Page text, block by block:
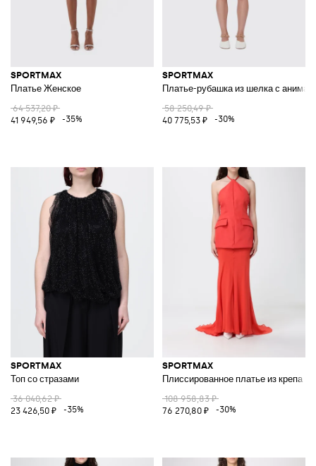
SPORTMAX
Платье Женское
64 537,20 ₽
41 949,56 ₽
-35%
SPORTMAX
Платье-рубашка из шелка с
58 250,49 ₽
40 775,53 ₽
-30%
SPORTMAX
Топ со стразами
36 040,62 ₽
23 426,50 ₽
-35%
SPORTMAX
Плиссированное платье из крепа
108 958,83 ₽
76 270,80 ₽
-30%